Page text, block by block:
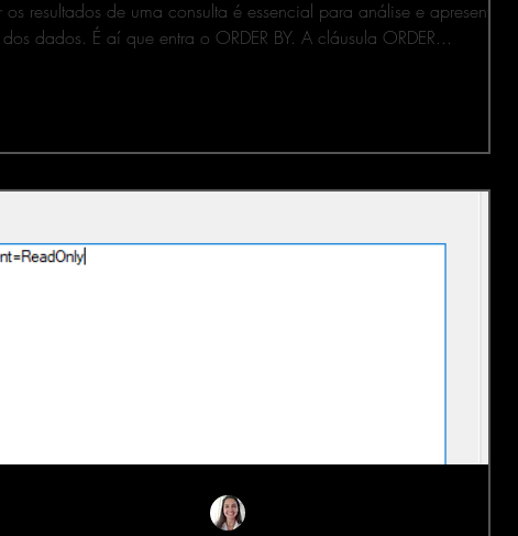
resultados de uma consulta é essencial para análise e apresentação
dos dados. É aí que entra o ORDER BY. A cláusula ORDER...